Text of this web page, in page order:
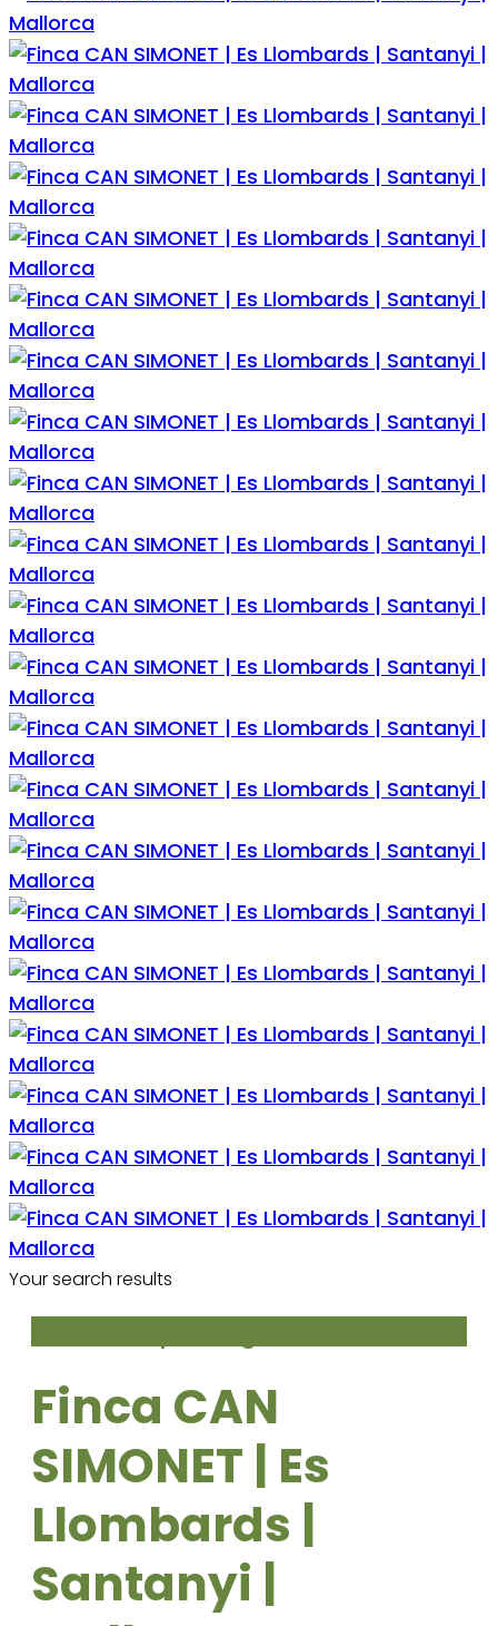
Your search results
Finca CAN
SIMONET | Es
Llombards |
Santanyi |